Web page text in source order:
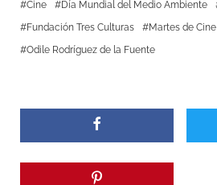
Cine Día Mundial del Medio Ambiente
Fundación Tres Culturas
Martes de Cine
Odile Rodríguez de la Fuente